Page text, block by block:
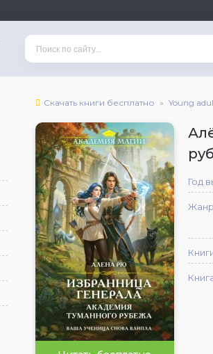
Скачать книги бесплатно Young
Год